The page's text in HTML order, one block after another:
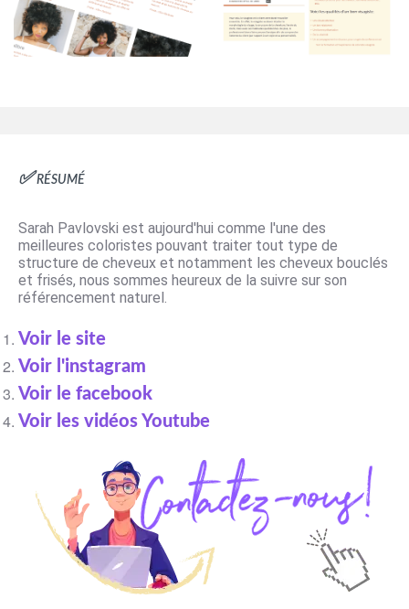
✅ Résumé
Sarah Pavlovski est aujourd'hui comme l'une des
meilleures coloristes pouvant traiter tout type de
structure de cheveux et notamment les cheveux bouclés
et frisés, nous sommes heureux de la suivre sur son
référencement naturel.
Voir le site
Voir l'instagram
Voir le facebook
Voir les vidéos Youtube